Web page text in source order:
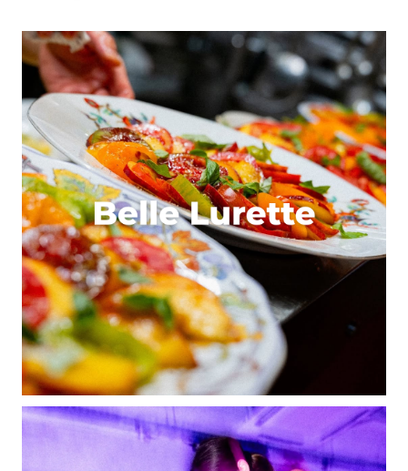
Dis-nous tout*
Name*
E-mail*
Enregistrer mon nom, mon e-mail et mon site dans le
navigateur pour mon prochain commentaire.
Et bim !